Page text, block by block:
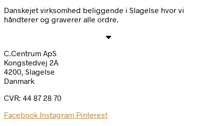
Danskejet virksomhed beliggende i Slagelse hvor vi
håndterer og graverer alle ordre.
C.Centrum ApS
Kongstedvej 2A
4200, Slagelse
Danmark
CVR: 44 87 28 70
Facebook Instagram Pinterest